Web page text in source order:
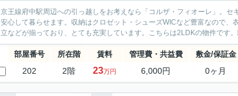
京王線府中駅周辺への引っ越しをお考えなら「コルザ・フィオーレ」。
安心して暮らせます。収納はクロゼット・シューズWICなど豊富なので
立などが揃っており、とても充実しています。こちらは2LDKの物件です
部屋番号 所在階 賃料 管理費・共益費 敷金/保証金
202 2階 23万円 6,000円 0ヶ月